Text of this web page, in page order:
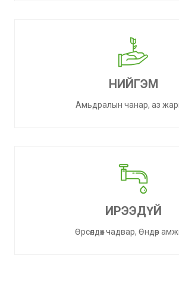
НИЙГЭМ
Амьдралын чанар, аз
ИРЭЭДҮЙ
Өрсөлдөх чадвар, Өндөр